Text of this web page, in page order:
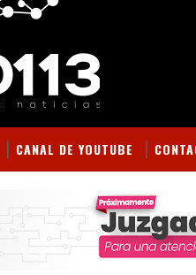
CANAL DE YOUTUBE